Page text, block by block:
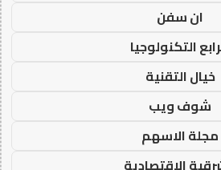
ان سفن
التكنولوجيا
خيال التقنية
شوف ويب
مجلة الاسهم
الاقتصادية